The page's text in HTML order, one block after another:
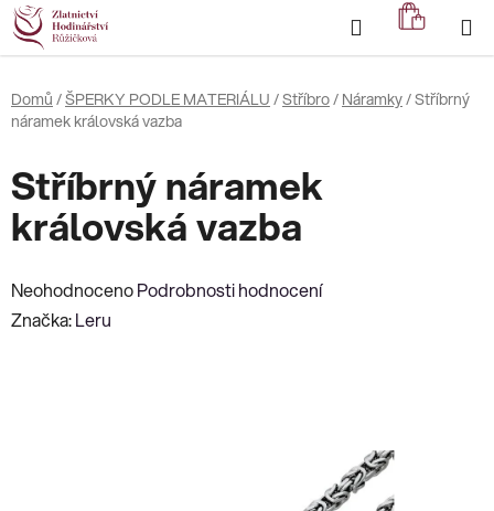
Přejít
na
obsah
Hledat
KOŠÍK
Domů /ŠPERKY PODLE MATERIÁLU /Stříbro/ Náramky/Stříbrný
náramek královská vazba
Stříbrný náramek
královská vazba
Průměrné
hodnocení
NeohodnocenoPodrobnosti hodnocení
Značka:Leru